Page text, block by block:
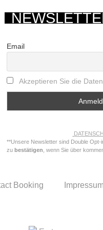
Email
Akzeptieren Sie die
**Unsere Newsletter sind Double
zubestätigen , wenn Sie über
Booking